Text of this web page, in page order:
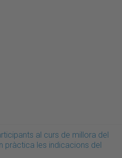
al curs de millora del
pràctica les indicacions del